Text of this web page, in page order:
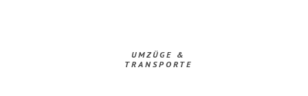
UMZÜGE &
TRANSPORTE